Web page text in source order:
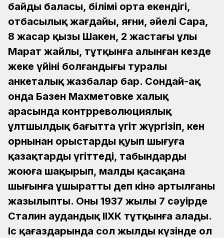
байдың баласы, білімі орта екендігі,
отбасылық жағдайы, яғни, әйелі Сара,
8 жасар қызы Шакен, 2 жастағы ұлы
Марат жайлы, тұтқынға алынған кезде
жеке үйінің болғандығы туралы
анкеталық жазбалар бар. Сондай-ақ
онда Базен Махметовке халық
арасында контрреволюциялық
ұлтшылдық бағытта үгіт жүргізіп, кен
орнынан орыстарды қуып шығуға
қазақтарды үгіттеді, табындарды
жоюға шақырып, малды қасақана
шығынға ұшыратты деп кінә артылғаны
жазылыпты. Оны 1937 жылы 7 сәуірде
Сталин аудандық ІІХК тұтқынға алады.
Іс қағаздарында сол жылдың күзінде ол